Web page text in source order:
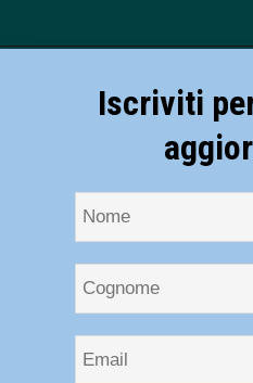
Iscriviti